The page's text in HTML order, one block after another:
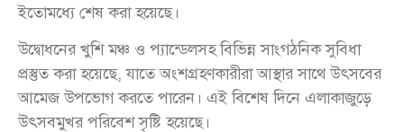
ইতোমধ্যে শেষ করা হয়েছে।
উদ্বোধনের খুশি মঞ্চ ও প্যান্ডেলসহ বিভিন্ন সাংগঠনিক সুবিধা
প্রস্তুত করা হয়েছে, যাতে অংশগ্রহণকারীরা আস্থার সাথে উৎসবের
আমেজ উপভোগ করতে পারেন। এই বিশেষ দিনে এলাকাজুড়ে
উৎসবমুখর পরিবেশ সৃষ্টি হয়েছে।